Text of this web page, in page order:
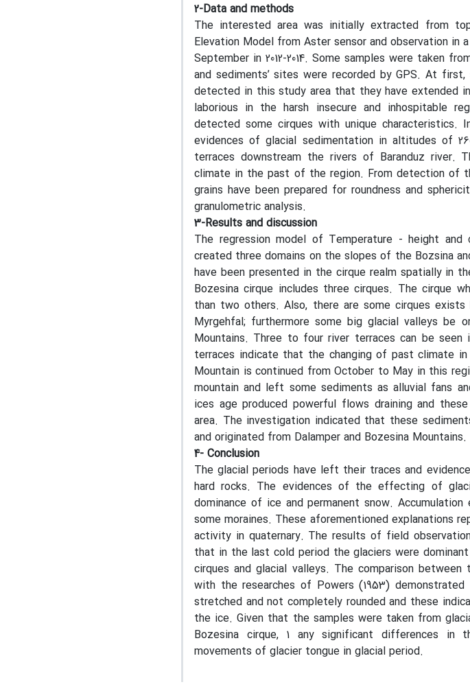
2-Data and methods
The interested area was initially extracted from
Elevation Model from Aster sensor and observation
September in 2012-2014. Some samples were taken
and sediments’ sites were recorded by GPS. At
detected in this study area that they have extended
laborious in the harsh insecure and inhospitable
detected some cirques with unique characteristics.
evidences of glacial sedimentation in altitudes of
terraces downstream the rivers of Baranduz river.
climate in the past of the region. From detection of
grains have been prepared for roundness and
granulometric analysis.
3-Results and discussion
The regression model of Temperature - height and
created three domains on the slopes of the Bozsina
have been presented in the cirque realm spatially in
Bozesina cirque includes three cirques. The cirque
than two others. Also, there are some cirques exists
Myrgehfal; furthermore some big glacial valleys be
Mountains. Three to four river terraces can be seen
terraces indicate that the changing of past climate
Mountain is continued from October to May in this
mountain and left some sediments as alluvial fans
ices age produced powerful flows draining and
area. The investigation indicated that these
and originated from Dalamper and Bozesina Mountains.
4- Conclusion
The glacial periods have left their traces and
hard rocks. The evidences of the effecting of
dominance of ice and permanent snow.
some moraines. These aforementioned explanations
activity in quaternary. The results of field
that in the last cold period the glaciers were
cirques and glacial valleys. The comparison
with the researches of Powers (1953)
stretched and not completely rounded and these
the ice. Given that the samples were taken from
Bozesina cirque, 1 any significant differences
movements of glacier tongue in glacial period.